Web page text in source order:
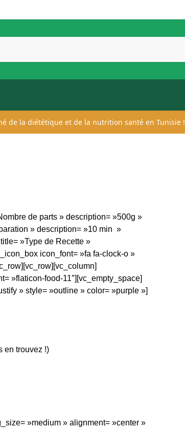
de la diététique et de la nutrition santé en Tunisie !
de parts » description= »500g »
» description= »10 min »
»Type de Recette »
icon_font= »fa fa-clock-o »
»flaticon-food-11″][vc_empty_space]
» style= »outline » color= »purple »]
en trouvez !)
»medium » alignment= »center »